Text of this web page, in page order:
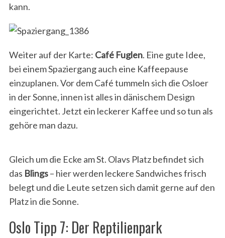
kann.
Weiter auf der Karte: Café Fuglen. Eine gute Idee,
bei einem Spaziergang auch eine Kaffeepause
einzuplanen. Vor dem Café tummeln sich die Osloer
in der Sonne, innen ist alles in dänischem Design
eingerichtet. Jetzt ein leckerer Kaffee und so tun als
gehöre man dazu.
Gleich um die Ecke am St. Olavs Platz befindet sich
das Blings– hier werden leckere Sandwiches frisch
belegt und die Leute setzen sich damit gerne auf den
Platz in die Sonne.
Oslo Tipp 7: Der Reptilienpark